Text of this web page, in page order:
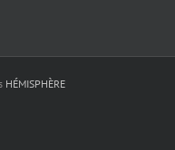
HÉMISPHÈRE